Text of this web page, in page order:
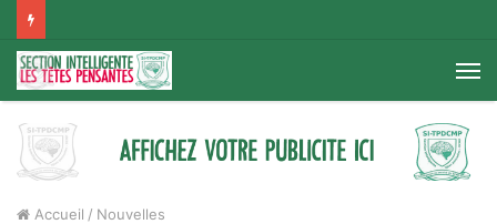
Accueil / Nouvelles